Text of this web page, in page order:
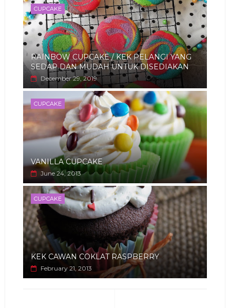
CUPCAKE
RAINBOW CUPCAKE / KEK PELANGI YANG
SEDAP DAN MUDAH UNTUK DISEDIAKAN
December 29, 2019
CUPCAKE
VANILLA CUPCAKE
June 24, 2013
CUPCAKE
KEK CAWAN COKLAT RASPBERRY
February 21, 2013